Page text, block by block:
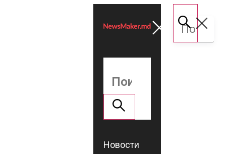
Новости